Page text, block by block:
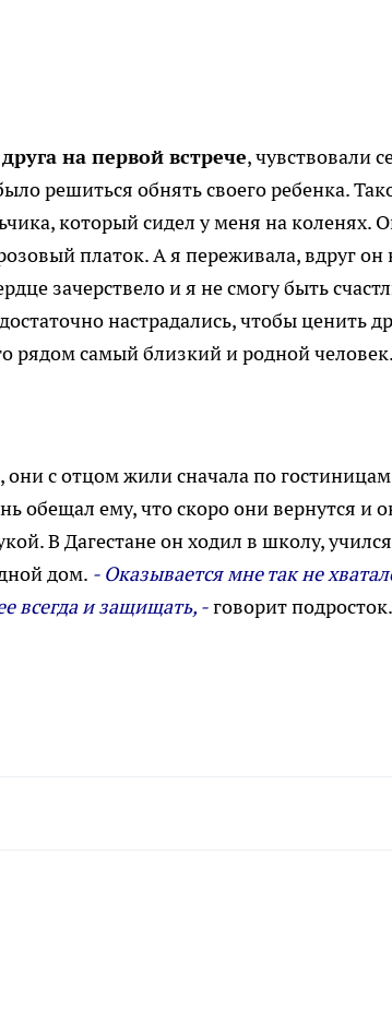
на первой встрече, чувствовали
решиться обнять своего ребенка.
который сидел у меня на коленях.
платок. А я переживала, вдруг
зачерствело и я не смогу быть
настрадались, чтобы ценить
рядом самый близкий и родной человек.
они с отцом жили сначала по
обещал ему, что скоро они вернутся и
В Дагестане он ходил в школу,
дом. - Оказывается мне так не
всегда и защищать, -говорит подросток.